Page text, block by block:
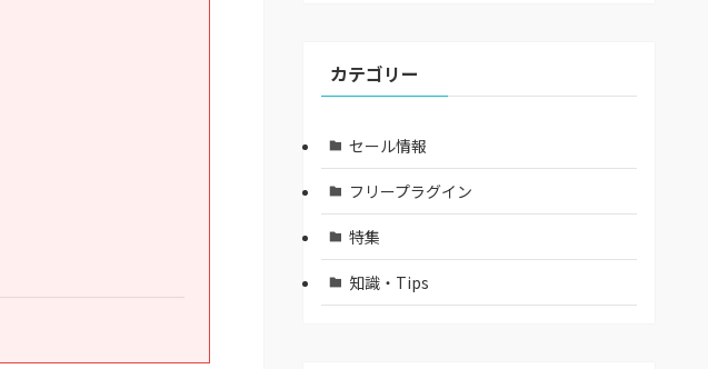
カテゴリー
セール情報
フリープラグイン
特集
知識・Tips